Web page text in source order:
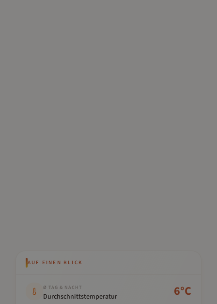
AUF EINEN BLICK
Ø TAG & NACHT
Durchschnittstemperatur 6°C